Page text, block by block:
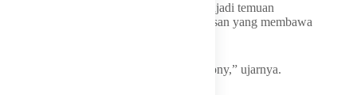
Ia menambahkan, mayoritas titik yang menjadi temuan
tersebut diketahui terdaftar atas nama yayasan yang membawa
“Yes, rata-rata yayasan membawa nama Sony,” ujarnya.